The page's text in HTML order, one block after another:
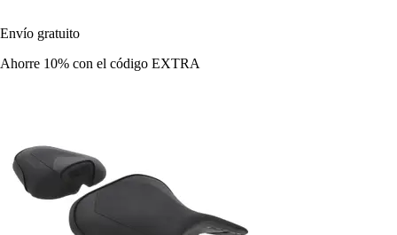
Envío gratuito
Ahorre 10% con el código EXTRA